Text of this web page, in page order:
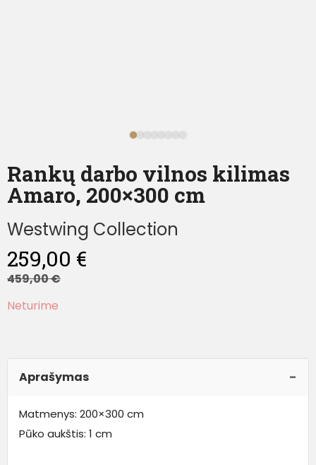
Rankų darbo vilnos kilimas
Amaro, 200×300 cm
Westwing Collection
259,00 €
459,00€
Neturime
Aprašymas
Matmenys: 200×300 cm
Pūko aukštis: 1 cm